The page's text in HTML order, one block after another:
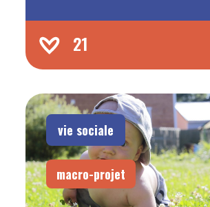
21
vie sociale
macro-projet